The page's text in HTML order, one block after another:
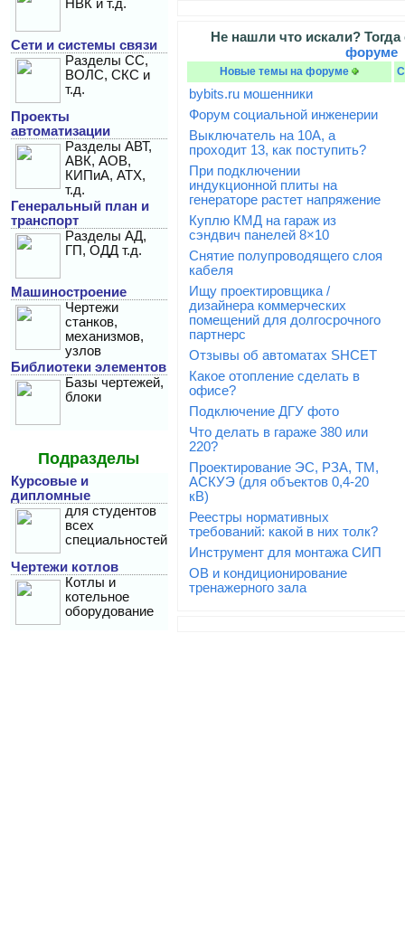
НВК и т.д.
Сети и системы связи
Разделы СС,
ВОЛС, СКС и
т.д.
Проекты
автоматизации
Разделы АВТ,
АВК, АОВ,
КИПиА, АТХ,
т.д.
Генеральный план и
транспорт
Разделы АД,
ГП, ОДД т.д.
Машиностроение
Чертежи
станков,
механизмов,
узлов
Библиотеки элементов
Базы чертежей,
блоки
Подразделы
Курсовые и
дипломные
для студентов
всех
специальностей
Чертежи котлов
Котлы и
котельное
оборудование
Не нашли что искали?
форуме
Новые темы на форуме
bybits.ru мошенники
Форум социальной инженерии
Выключатель на 10А, а
проходит 13, как поступить?
При подключении
индукционной плиты на
генераторе растет напряжение
Куплю КМД на гараж из
сэндвич панелей 8×10
Снятие полупроводящего слоя
кабеля
Ищу проектировщика /
дизайнера коммерческих
помещений для долгосрочного
партнерс
Отзывы об автоматах SHCET
Какое отопление сделать в
офисе?
Подключение ДГУ фото
Что делать в гараже 380 или
220?
Проектирование ЭС, РЗА, ТМ,
АСКУЭ (для объектов 0,4-20
кВ)
Реестры нормативных
требований: какой в них толк?
Инструмент для монтажа СИП
ОВ и кондиционирование
тренажерного зала